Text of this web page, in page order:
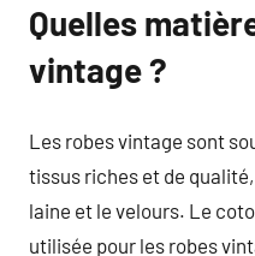
Quelles
vintage ?
Les robes vintage sont
tissus riches et de
laine et le velours. Le
utilisée pour les robes